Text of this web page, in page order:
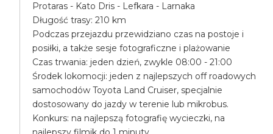
Protaras - Kato Dris - Lefkara - Larnaka
Długość trasy: 210 km
Podczas przejazdu przewidziano czas na postoje i
posiłki, a także sesje fotograficzne i plażowanie
Czas trwania: jeden dzień, zwykle 08:00 - 21:00
Środek lokomocji: jeden z najlepszych off roadowych
samochodów Toyota Land Cruiser, specjalnie
dostosowany do jazdy w terenie lub mikrobus.
Konkurs: na najlepszą fotografię wycieczki, na